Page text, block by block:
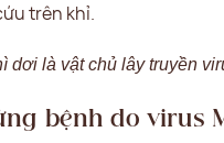
trên khỉ.
dơi là vật chủ lây truyền
bệnh do virus